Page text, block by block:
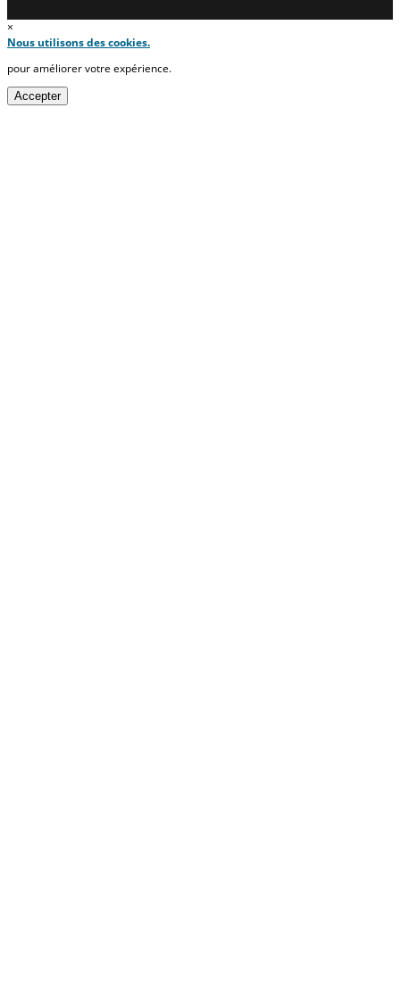
×
Nous utilisons des cookies.
pour améliorer votre expérience.
Accepter